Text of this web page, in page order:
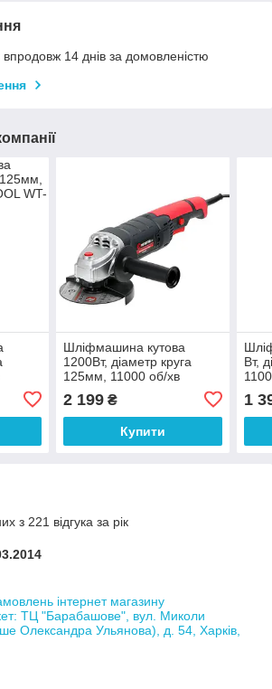
14 днів за домовленістю
Шліфмашина кутова
1200Вт, діаметр круга
125мм, 11000 об/хв
2 199₴
Купити
Вт,
1
з 221 відгука за рік
інтернет магазину
ТЦ "Барабашове", вул. Миколи
Олександра Ульянова), д. 54, Харків,